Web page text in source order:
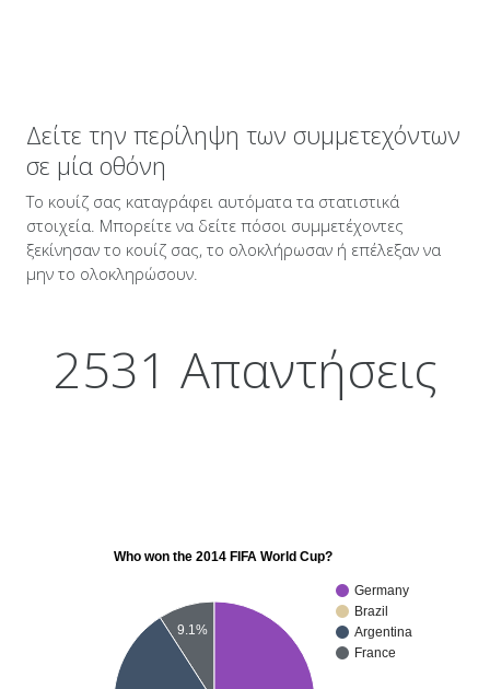
Δείτε την περίληψη των συμμετεχόντων
σε μία οθόνη
Το κουίζ σας καταγράφει αυτόματα τα στατιστικά
στοιχεία. Μπορείτε να δείτε πόσοι συμμετέχοντες
ξεκίνησαν το κουίζ σας, το ολοκλήρωσαν ή επέλεξαν να
μην το ολοκληρώσουν.
2531 Απαντήσεις
Who won the 2014 FIFA World Cup?
Germany
Brazil
Argentina
France
9.1%